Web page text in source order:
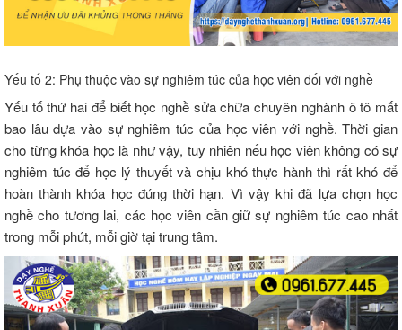
Yếu tố 2: Phụ thuộc vào sự nghiêm túc của học viên đối với nghề
Yếu tố thứ hai để biết học nghề sửa chữa chuyên nghành ô tô mất
bao lâu dựa vào sự nghiêm túc của học viên với nghề. Thời gian
cho từng khóa học là như vậy, tuy nhiên nếu học viên không có sự
nghiêm túc để học lý thuyết và chịu khó thực hành thì rất khó để
hoàn thành khóa học đúng thời hạn. Vì vậy khi đã lựa chọn học
nghề cho tương lai, các học viên cần giữ sự nghiêm túc cao nhất
trong mỗi phút, mỗi giờ tại trung tâm.